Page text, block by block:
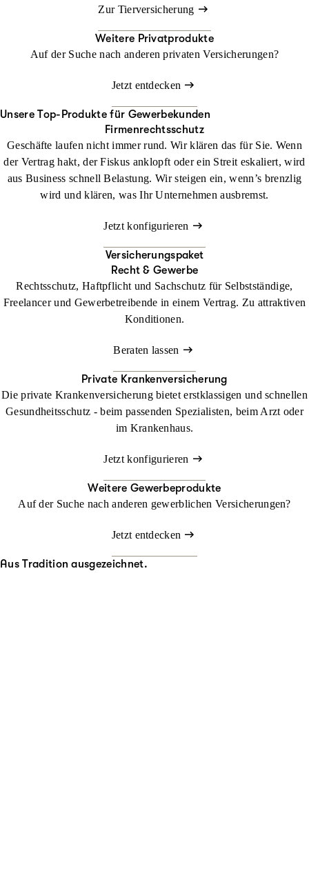
Zur Tierversicherung
Weitere Privatprodukte
Auf der Suche nach anderen privaten Versicherungen?
Jetzt entdecken
Unsere Top-Produkte für Gewerbekunden
Firmenrechtsschutz
Geschäfte laufen nicht immer rund. Wir klären das für Sie. Wenn
der Vertrag hakt, der Fiskus anklopft oder ein Streit eskaliert, wird
aus Business schnell Belastung. Wir steigen ein, wenn’s brenzlig
wird und klären, was Ihr Unternehmen ausbremst.
Jetzt konfigurieren
Versicherungspaket
Recht & Gewerbe
Rechtsschutz, Haftpflicht und Sachschutz für Selbstständige,
Freelancer und Gewerbetreibende in einem Vertrag. Zu attraktiven
Konditionen.
Beraten lassen
Private Krankenversicherung
Die private Krankenversicherung bietet erstklassigen und schnellen
Gesundheitsschutz - beim passenden Spezialisten, beim Arzt oder
im Krankenhaus.
Jetzt konfigurieren
Weitere Gewerbeprodukte
Auf der Suche nach anderen gewerblichen Versicherungen?
Jetzt entdecken
Aus Tradition ausgezeichnet.